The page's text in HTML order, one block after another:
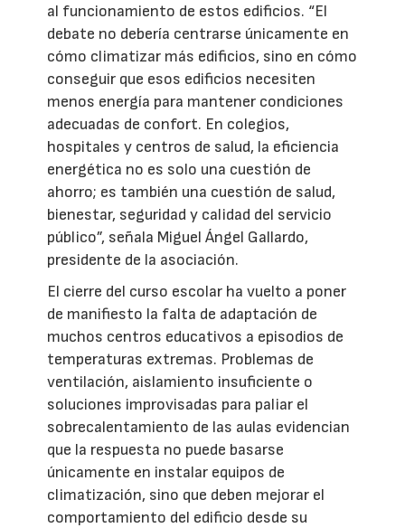
al funcionamiento de estos edificios. “El
debate no debería centrarse únicamente en
cómo climatizar más edificios, sino en cómo
conseguir que esos edificios necesiten
menos energía para mantener condiciones
adecuadas de confort. En colegios,
hospitales y centros de salud, la eficiencia
energética no es solo una cuestión de
ahorro; es también una cuestión de salud,
bienestar, seguridad y calidad del servicio
público”, señala Miguel Ángel Gallardo,
presidente de la asociación.
El cierre del curso escolar ha vuelto a poner
de manifiesto la falta de adaptación de
muchos centros educativos a episodios de
temperaturas extremas. Problemas de
ventilación, aislamiento insuficiente o
soluciones improvisadas para paliar el
sobrecalentamiento de las aulas evidencian
que la respuesta no puede basarse
únicamente en instalar equipos de
climatización, sino que deben mejorar el
comportamiento del edificio desde su